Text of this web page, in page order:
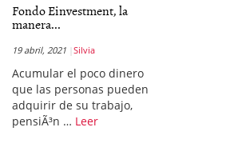
Fondo Einvestment, la
manera...
19 abril, 2021 Silvia
Acumular el poco dinero
que las personas pueden
adquirir de su trabajo,
pensiÃ³n … Leer